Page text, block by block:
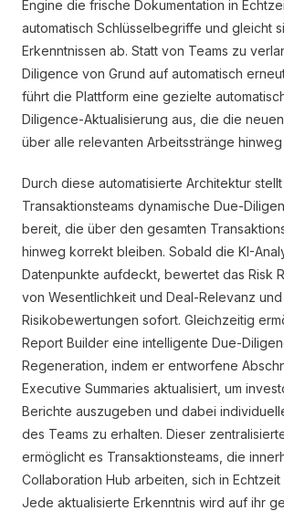
Engine die frische Dokumentation in
automatisch Schlüsselbegriffe und gleicht
Erkenntnissen ab. Statt von Teams zu
Diligence von Grund auf automatisch
führt die Plattform eine gezielte
Diligence-Aktualisierung aus, die die
über alle relevanten Arbeitsstränge
Durch diese automatisierte Architektur
Transaktionsteams dynamische Due-
bereit, die über den gesamten
hinweg korrekt bleiben. Sobald die KI-
Datenpunkte aufdeckt, bewertet das Risk
von Wesentlichkeit und Deal-Relevanz
Risikobewertungen sofort. Gleichzeitig
Report Builder eine intelligente Due-
Regeneration, indem er entworfene
Executive Summaries aktualisiert, um
Berichte auszugeben und dabei
des Teams zu erhalten. Dieser
ermöglicht es Transaktionsteams, die
Collaboration Hub arbeiten, sich in Echtzeit
Jede aktualisierte Erkenntnis wird auf ihr